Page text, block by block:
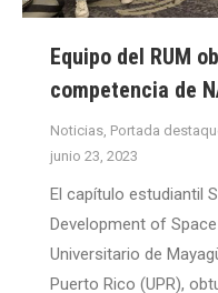
Equipo del RUM
competencia de
Noticias Portada
junio 23, 2023
El capítulo estudiantil
Development of
Universitario de
Puerto Rico (UPR),